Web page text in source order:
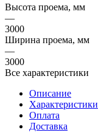
Высота проема, мм
—
3000
Ширина проема, мм
—
3000
Все характеристики
Описание
Характеристики
Оплата
Доставка